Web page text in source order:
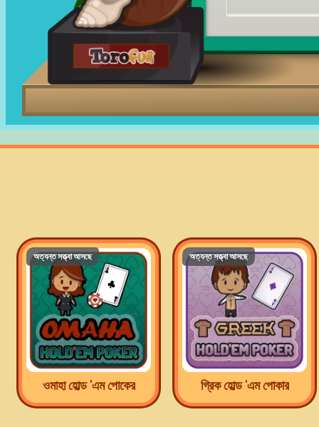
অত্যন্ত সত্ত্বা আসছে
ওমাহা হোল্ড 'এম পোকের
অত্যন্ত সত্ত্বা আসছে
গ্রিক হোল্ড 'এম পোকার